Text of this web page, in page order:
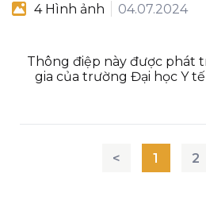
4 Hình ảnh 04.07.2024
< 1 2
Thông điệp này được phát
gia của trường Đại học Y